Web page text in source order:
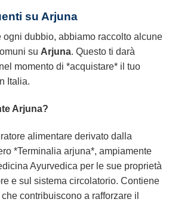
su Arjuna
ogni dubbio, abbiamo raccolto alcune
su Arjuna. Questo ti darà
momento di *acquistare* il tuo
Italia.
Arjuna?
alimentare derivato dalla
*Terminalia arjuna*, ampiamente
Ayurvedica per le sue proprietà
e sul sistema circolatorio. Contiene
contribuiscono a rafforzare il